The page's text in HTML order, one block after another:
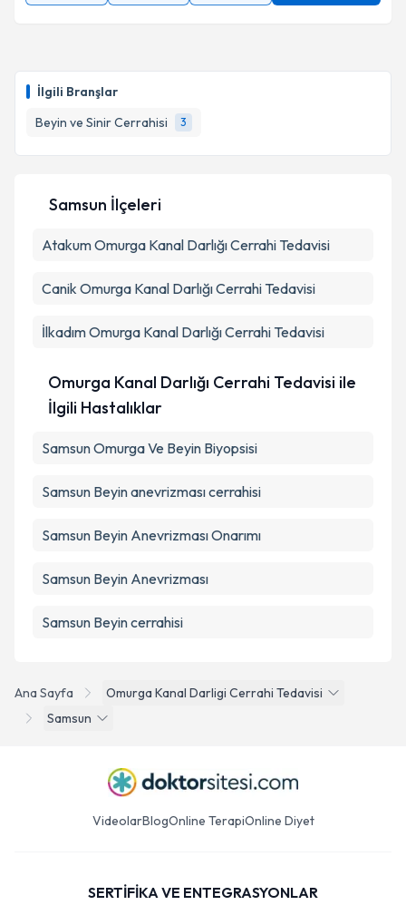
İlgili Branşlar
Beyin ve Sinir Cerrahisi
3
Ana Sayfa
Omurga Kanal Darligi Cerrahi Tedavisi
Samsun
Samsun İlçeleri
AtakumOmurga Kanal Darlığı Cerrahi Tedavisi
Canik Omurga Kanal Darlığı Cerrahi Tedavisi
İlkadımOmurga Kanal Darlığı Cerrahi Tedavisi
Omurga Kanal Darlığı Cerrahi Tedavisi ile
İlgili Hastalıklar
Samsun Omurga Ve Beyin Biyopsisi
Samsun Beyin anevrizması cerrahisi
Samsun Beyin Anevrizması Onarımı
Samsun Beyin Anevrizması
Samsun Beyin cerrahisi
VideolarBlogOnline TerapiOnline Diyet
SERTİFİKA VE ENTEGRASYONLAR